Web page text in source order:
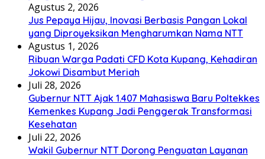
Agustus 2, 2026
Jus Pepaya Hijau, Inovasi Berbasis Pangan Lokal
yang Diproyeksikan Mengharumkan Nama NTT
Agustus 1, 2026
Ribuan Warga Padati CFD Kota Kupang, Kehadiran
Jokowi Disambut Meriah
Juli 28, 2026
Gubernur NTT Ajak 1.407 Mahasiswa Baru Poltekkes
Kemenkes Kupang Jadi Penggerak Transformasi
Kesehatan
Juli 22, 2026
Wakil Gubernur NTT Dorong Penguatan Layanan